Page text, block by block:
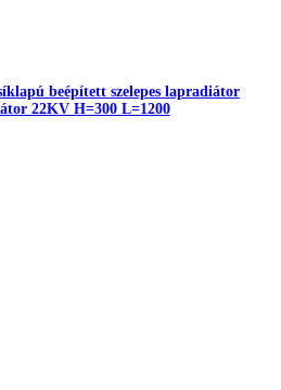
beépített szelepes lapradiátor
22KV H=300 L=1200